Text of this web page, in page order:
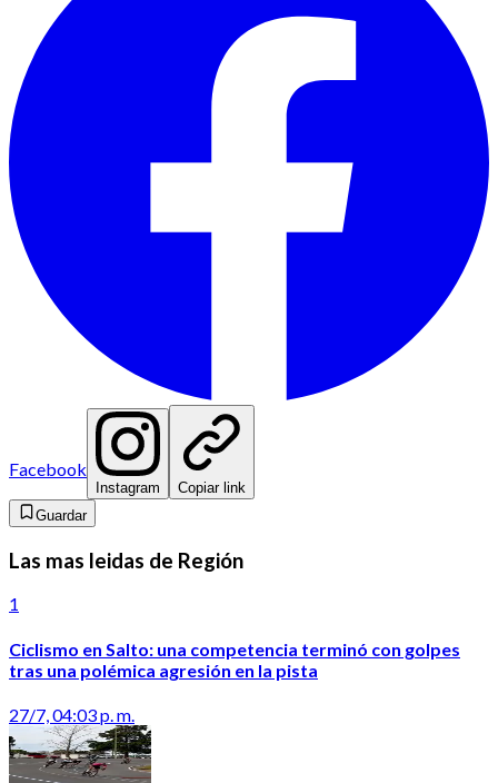
Facebook
Instagram
Copiar link
Guardar
Las mas leidas de Región
1
Ciclismo en Salto: una competencia terminó con golpes
tras una polémica agresión en la pista
27/7, 04:03 p. m.